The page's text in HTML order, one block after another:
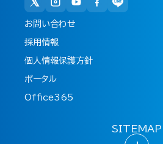
お問い合わせ
採用情報
個人情報保護方針
ポータル
Office365
SITEMAP